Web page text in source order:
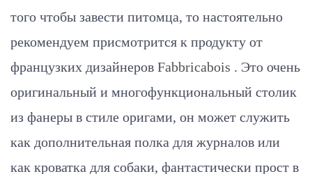
того чтобы завести питомца, то настоятельно
рекомендуем присмотрится к продукту от
французких дизайнеров Fabbricabois . Это очень
оригинальный и многофункциональный столик
из фанеры в стиле оригами, он может служить
как дополнительная полка для журналов или
как кроватка для собаки, фантастически прост в